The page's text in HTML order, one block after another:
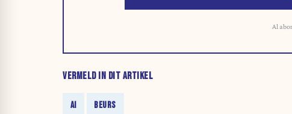
Al
VERMELD IN DIT ARTIKEL
AI BEURS